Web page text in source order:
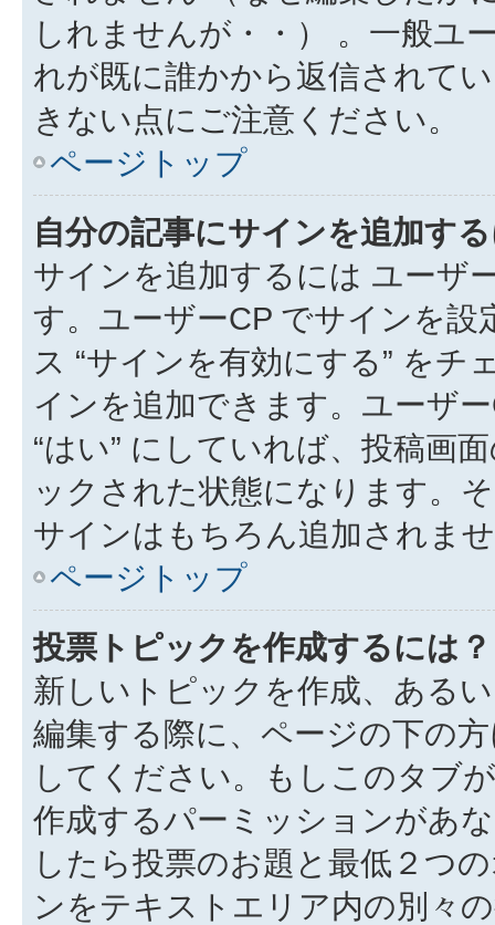
しれませんが・・） 。一般ユ
れが既に誰かから返信されて
きない点にご注意ください。
ページトップ
自分の記事にサインを追加す
サインを追加するには ユーザ
す。ユーザーCP でサインを
ス “サインを有効にする” を
インを追加できます。ユーザ
“はい” にしていれば、投稿画
ックされた状態になります。
サインはもちろん追加されま
ページトップ
投票トピックを作成するには？
新しいトピックを作成、ある
編集する際に、ページの下の
してください。もしこのタブ
作成するパーミッションがあ
したら投票のお題と最低２つ
ンをテキストエリア内の別々